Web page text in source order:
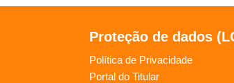
Proteção de dados
Política de Privacidade
Portal do Titular